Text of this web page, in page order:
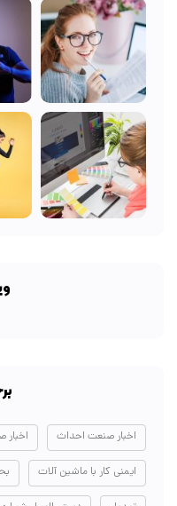
اخبار صنعت احداث
ایمنی کار با ماشین آلات